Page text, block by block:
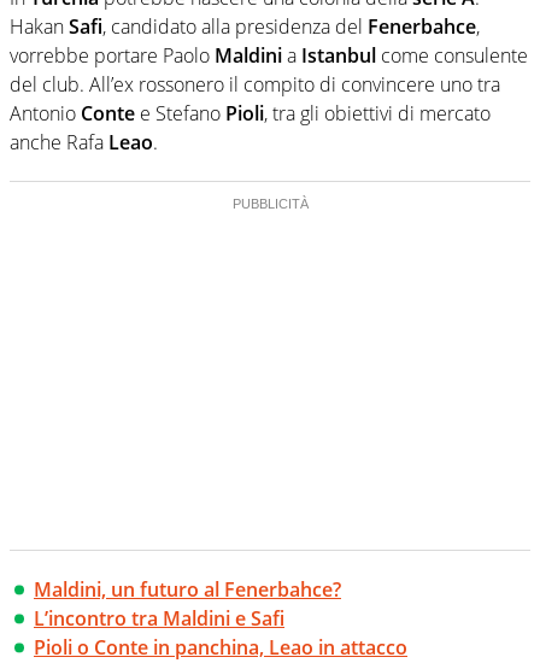
passioni. Cura la comunicazione di HaBaWaBa, il più
grande festival di waterpolo per bambini al mondo
HakanSafi, candidato alla presidenza del Fenerbahce,
vorrebbe portare Paolo Maldinia Istanbul come consulente
del club. All’ex rossonero il compito di convincere uno tra
Antonio Conte e Stefano Pioli, tra gli obiettivi di mercato
anche Rafa Leao.
Maldini, un futuro al Fenerbahce?
L’incontro tra Maldini e Safi
Pioli o Conte in panchina, Leao in attacco